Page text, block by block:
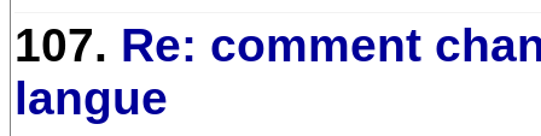
107. Re: comment
langue